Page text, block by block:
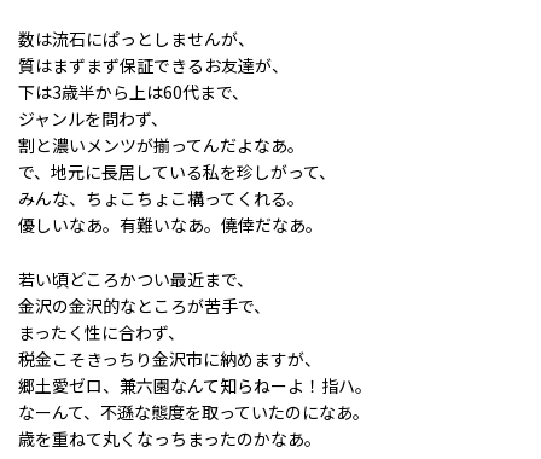
数は流石にぱっとしませんが、
質はまずまず保証できるお友達が、
下は3歳半から上は60代まで、
ジャンルを問わず、
割と濃いメンツが揃ってんだよなあ。
で、地元に長居している私を珍しがって、
みんな、ちょこちょこ構ってくれる。
優しいなあ。有難いなあ。僥倖だなあ。
若い頃どころかつい最近まで、
金沢の金沢的なところが苦手で、
まったく性に合わず、
税金こそきっちり金沢市に納めますが、
郷土愛ゼロ、兼六園なんて知らねーよ！指ハ。
なーんて、不遜な態度を取っていたのになあ。
歳を重ねて丸くなっちまったのかなあ。